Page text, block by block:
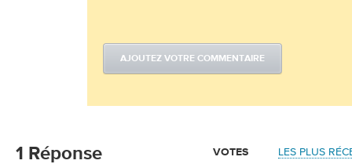
AJOUTEZ VOTRE COMMENTAIRE
1 Réponse LES PLUS
VOTES